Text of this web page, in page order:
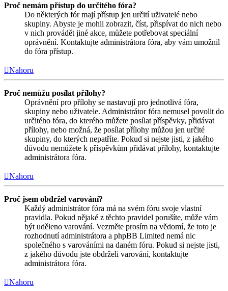
Proč nemám přístup do určitého fóra?
Do některých fór mají přístup jen určití uživatelé nebo
skupiny. Abyste je mohli zobrazit, číst, přispívat do nich nebo
v nich provádět jiné akce, můžete potřebovat speciální
oprávnění. Kontaktujte administrátora fóra, aby vám umožnil
do fóra přístup.
Nahoru
Proč nemůžu posílat přílohy?
Oprávnění pro přílohy se nastavují pro jednotlivá fóra,
skupiny nebo uživatele. Administrátor fóra nemusel povolit do
určitého fóra, do kterého můžete posílat příspěvky, přidávat
přílohy, nebo možná, že posílat přílohy můžou jen určité
skupiny, do kterých nepatříte. Pokud si nejste jisti, z jakého
důvodu nemůžete k příspěvkům přidávat přílohy, kontaktujte
administrátora fóra.
Nahoru
Proč jsem obdržel varování?
Každý administrátor fóra má na svém fóru svoje vlastní
pravidla. Pokud nějaké z těchto pravidel porušíte, může vám
být uděleno varování. Vezměte prosím na vědomí, že toto je
rozhodnutí administrátora a phpBB Limited nemá nic
společného s varováními na daném fóru. Pokud si nejste jisti,
z jakého důvodu jste obdrželi varování, kontaktujte
administrátora fóra.
Nahoru